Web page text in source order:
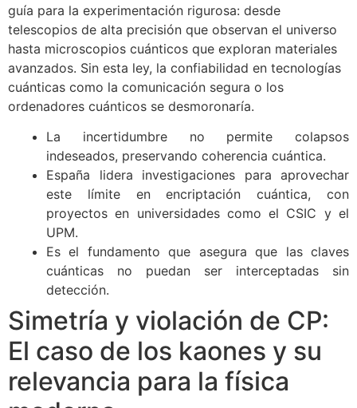
guía para la experimentación rigurosa: desde
telescopios de alta precisión que observan el universo
hasta microscopios cuánticos que exploran materiales
avanzados. Sin esta ley, la confiabilidad en tecnologías
cuánticas como la comunicación segura o los
ordenadores cuánticos se desmoronaría.
La incertidumbre no permite colapsos
indeseados, preservando coherencia cuántica.
España lidera investigaciones para aprovechar
este límite en encriptación cuántica, con
proyectos en universidades como el CSIC y el
UPM.
Es el fundamento que asegura que las claves
cuánticas no puedan ser interceptadas sin
detección.
Simetría y violación de CP:
El caso de los kaones y su
relevancia para la física